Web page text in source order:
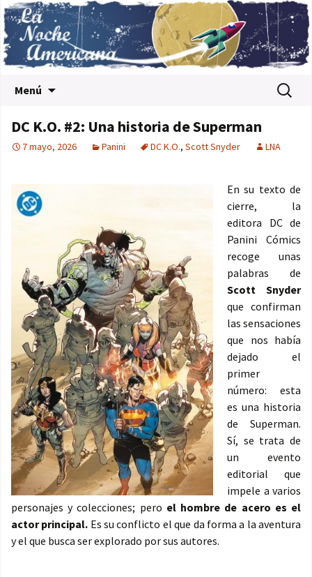
Menú Buscar:
DC K.O. #2: Una historia de Superman
7 mayo, 2026 Panini DC K.O., Scott Snyder LNA
En su texto de
cierre, la
editora DC de
Panini Cómics
recoge unas
palabras de
Scott Snyder
que confirman
las sensaciones
que nos había
dejado el
primer
número: esta
es una historia
de Superman.
Sí, se trata de
un evento
editorial que
impele a varios
personajes y colecciones; pero el hombre de acero es el
actor principal. Es su conflicto el que da forma a la aventura
y el que busca ser explorado por sus autores.